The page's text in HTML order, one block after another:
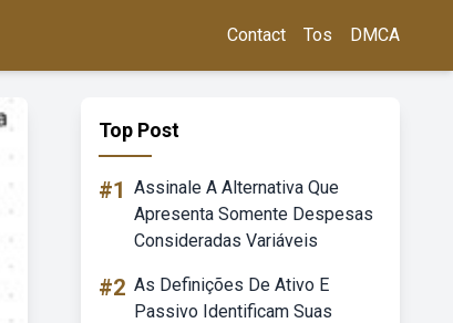
Contact Tos DMCA
Top Post
#1 Assinale A Alternativa Que
Apresenta Somente Despesas
Consideradas Variáveis
#2 As Definições De Ativo E
Passivo Identificam Suas